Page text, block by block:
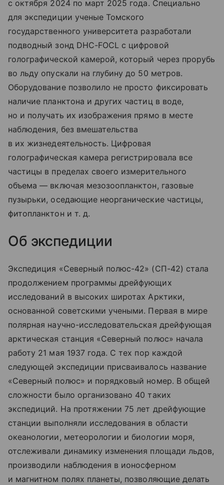
с октября 2024 по март 2025 года. Специально
для экспедиции ученые Томского
государственного университета разработали
подводный зонд DHC-FOCL с цифровой
голографической камерой, который через прорубь
во льду опускали на глубину до 50 метров.
Оборудование позволило не просто фиксировать
наличие планктона и других частиц в воде,
но и получать их изображения прямо в месте
наблюдения, без вмешательства
в их жизнедеятельность. Цифровая
голографическая камера регистрировала все
частицы в пределах своего измерительного
объема — включая мезозоопланктон, газовые
пузырьки, оседающие неорганические частицы,
фитопланктон и т. д.
Об экспедиции
Экспедиция «Северный полюс-42» (СП-42) стала
продолжением программы дрейфующих
исследований в высоких широтах Арктики,
основанной советскими учеными. Первая в мире
полярная научно-исследовательская дрейфующая
арктическая станция «Северный полюс» начала
работу 21 мая 1937 года. С тех пор каждой
следующей экспедиции присваивалось название
«Северный полюс» и порядковый номер. В общей
сложности было организовано 40 таких
экспедиций. На протяжении 75 лет дрейфующие
станции выполняли исследования в области
океанологии, метеорологии и биологии моря,
отслеживали динамику изменения площади льдов,
производили наблюдения в ионосферном
и магнитном полях планеты, позволяющие делать